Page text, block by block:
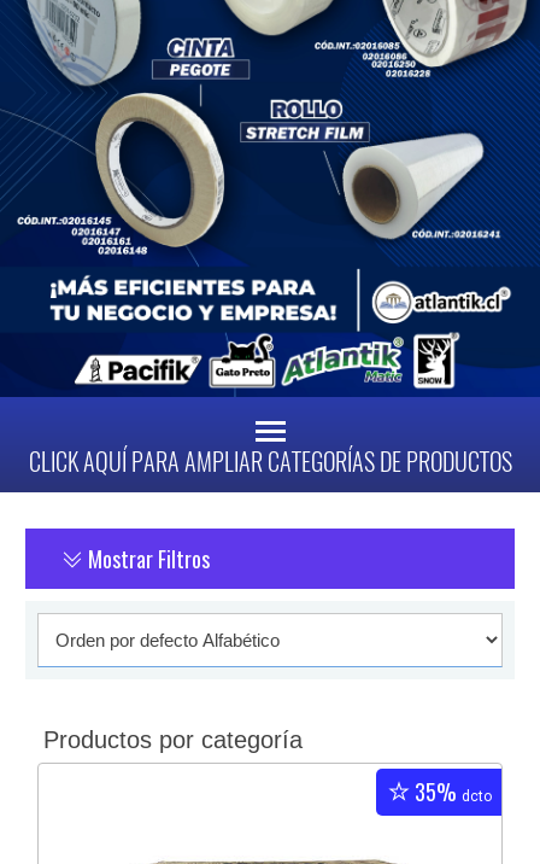
CLICK AQUÍ PARA AMPLIAR CATEGORÍAS DE PRODUCTOS
Mostrar Filtros
Productos por categoría
35% dcto